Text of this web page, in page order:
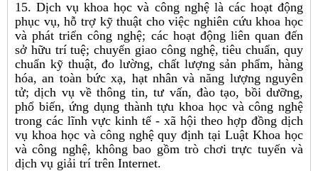
15. Dịch vụ khoa học và công nghệ là các hoạt động
phục vụ, hỗ trợ kỹ thuật cho việc nghiên cứu khoa học
và phát triển công nghệ; các hoạt động liên quan đến
sở hữu trí tuệ; chuyển giao công nghệ, tiêu chuẩn, quy
chuẩn kỹ thuật, đo lường, chất lượng sản phẩm, hàng
hóa, an toàn bức xạ, hạt nhân và năng lượng nguyên
tử; dịch vụ về thông tin, tư vấn, đào tạo, bồi dưỡng,
phổ biến, ứng dụng thành tựu khoa học và công nghệ
trong các lĩnh vực kinh tế - xã hội theo hợp đồng dịch
vụ khoa học và công nghệ quy định tại Luật Khoa học
và công nghệ, không bao gồm trò chơi trực tuyến và
dịch vụ giải trí trên Internet.